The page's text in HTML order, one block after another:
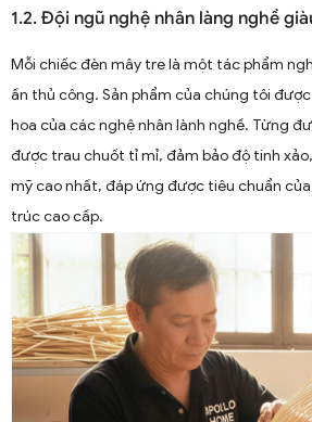
1.2. Đội ngũ nghệ nhân làng nghề
Mỗi chiếc đèn mây tre là một tác phẩm
ấn thủ công. Sản phẩm của chúng tôi
hoa của các nghệ nhân lành nghề. Từng
được trau chuốt tỉ mỉ, đảm bảo độ tinh
mỹ cao nhất, đáp ứng được tiêu chuẩn
trúc cao cấp.